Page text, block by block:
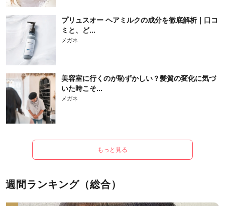
プリュスオー ヘアミルクの成分を徹底解析｜口コ
ミと、ど...
メガネ
美容室に行くのが恥ずかしい？髪質の変化に気づ
いた時こそ...
メガネ
もっと見る
週間ランキング（総合）